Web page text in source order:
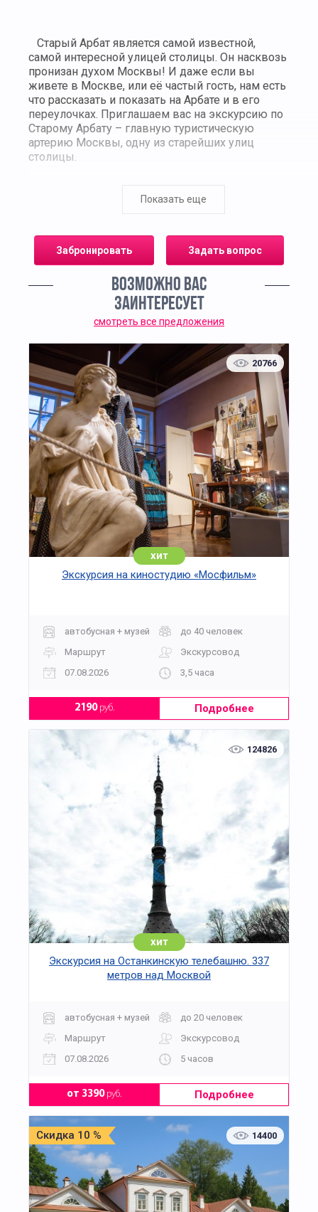
Старый Арбат является самой известной,
самой интересной улицей столицы. Он насквозь
пронизан духом Москвы! И даже если вы
живете в Москве, или её частый гость, нам есть
что рассказать и показать на Арбате и в его
переулочках. Приглашаем вас на экскурсию по
Старому Арбату – главную туристическую
артерию Москвы, одну из старейших улиц
столицы.
из «знаковых» мест столицы, где всегда шумно,
великих литераторов и поэтов. Мы погрузимся
в атмосферу прошлого, узнаем о доходных
по узким переулочкам, которые проникнуты
духом Арбата. Прикоснетесь к истории и
архитектуре старой Москвы, узнаете секреты
создания великих литературных произведений.
Вспомните песни группы «Кино» у стены памяти
Виктора Цоя. Увидите дом, где великий поэт
Александр Пушкин и его возлюбленная Наталья
Гончарова провели свой медовый месяц. И,
конечно, познакомитесь с уголком
«булгаковской» Москвы, пронизанной мистикой
и тайной.
Показать еще
Забронировать Задать вопрос
ВОЗМОЖНО ВАС
ЗАИНТЕРЕСУЕТ
смотреть все предложения
20766
хит
Экскурсия на киностудию «Мосфильм»
автобусная + музей
до 40 человек
Маршрут
Экскурсовод
07.08.2026
3,5 часа
2190руб. Подробнее
124826
хит
Экскурсия на Останкинскую телебашню. 337
метров над Москвой
автобусная + музей
до 20 человек
Маршрут
Экскурсовод
07.08.2026
5 часов
от 3390руб. Подробнее
Скидка 10 % 14400